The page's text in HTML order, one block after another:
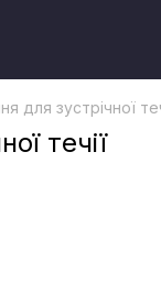
для зустрічної
течії